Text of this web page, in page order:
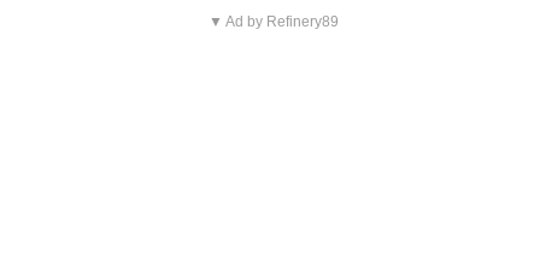
▼ Ad by Refinery89